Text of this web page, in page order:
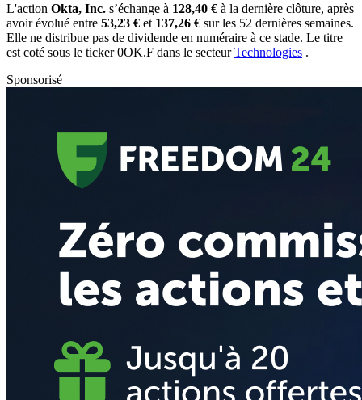
L'action Okta, Inc. s’échange à 128,40 € à la dernière clôture, après
avoir évolué entre 53,23 € et 137,26 € sur les 52 dernières semaines.
Elle ne distribue pas de dividende en numéraire à ce stade. Le titre
est coté sous le ticker0OK.F dans le secteurTechnologies .
Sponsorisé